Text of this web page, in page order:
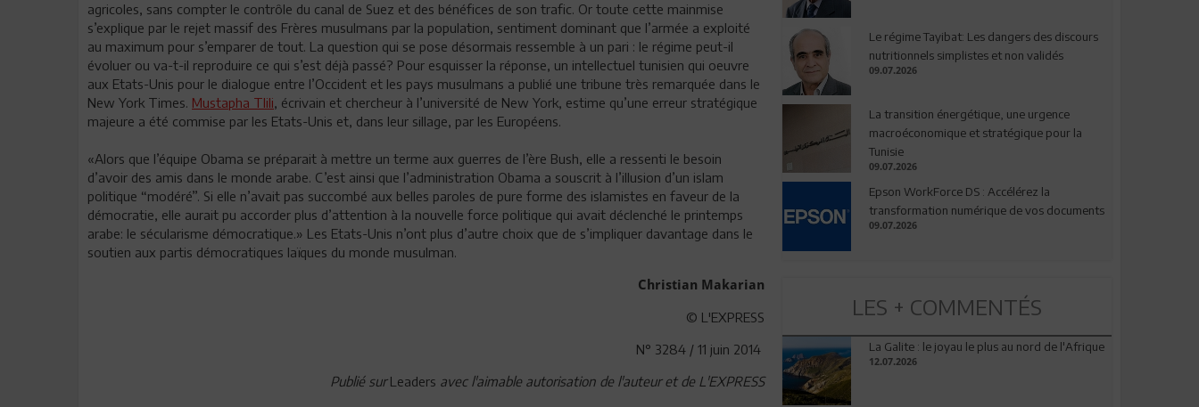
agricoles, sans compter le contrôle du canal de Suez et des bénéfices de son trafic. Or toute cette mainmise
s’explique par le rejet massif des Frères musulmans par la population, sentiment dominant que l’armée a exploité
au maximum pour s’emparer de tout. La question qui se pose désormais ressemble à un pari : le régime peut-il
évoluer ou va-t-il reproduire ce qui s’est déjà passé? Pour esquisser la réponse, un intellectuel tunisien qui oeuvre
aux Etats-Unis pour le dialogue entre l’Occident et les pays musulmans a publié une tribune très remarquée dans le
New York Times. Mustapha Tlili, écrivain et chercheur à l’université de New York, estime qu’une erreur stratégique
majeure a été commise par les Etats-Unis et, dans leur sillage, par les Européens.
«Alors que l’équipe Obama se préparait à mettre un terme aux guerres de l’ère Bush, elle a ressenti le besoin
d’avoir des amis dans le monde arabe. C’est ainsi que l’administration Obama a souscrit à l’illusion d’un islam
politique “modéré”. Si elle n’avait pas succombé aux belles paroles de pure forme des islamistes en faveur de la
démocratie, elle aurait pu accorder plus d’attention à la nouvelle force politique qui avait déclenché le printemps
arabe: le sécularisme démocratique.» Les Etats-Unis n’ont plus d’autre choix que de s’impliquer davantage dans le
soutien aux partis démocratiques laïques du monde musulman.
Christian Makarian
© L'EXPRESS
N° 3284 / 11 juin 2014
Publié surLeaders avec l'aimable autorisation de l'auteur et de L'EXPRESS
Le régime Tayibat: Les dangers des discours
nutritionnels simplistes et non validés
09.07.2026
La transition énergétique, une urgence
macroéconomique et stratégique pour la
Tunisie
09.07.2026
Epson WorkForce DS : Accélérez la
transformation numérique de vos documents
09.07.2026
LES + COMMENTÉS
La Galite : le joyau le plus au nord de l'Afrique
12.07.2026